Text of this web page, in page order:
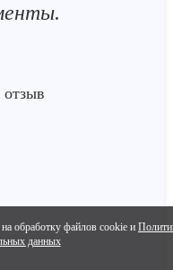
обработку файлов cookie и
данных
отзыв